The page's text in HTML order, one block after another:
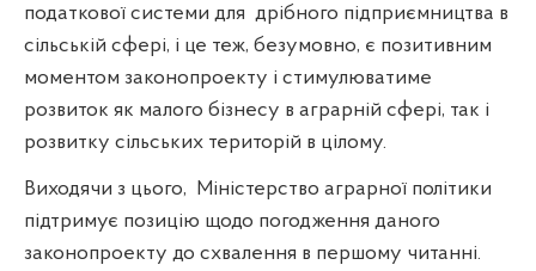
податкової системи для дрібного підприємництва в
сільській сфері, і це теж, безумовно, є позитивним
моментом законопроекту і стимулюватиме
розвиток як малого бізнесу в аграрній сфері, так і
розвитку сільських територій в цілому.
Виходячи з цього,
Міністерство аграрної політики
підтримує позицію щодо погодження даного
законопроекту до схвалення в першому читанні.